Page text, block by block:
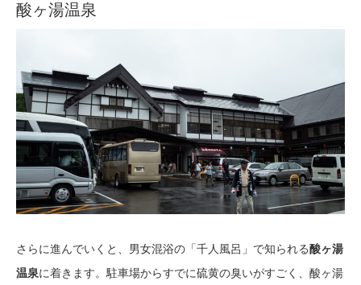
酸ヶ湯温泉
さらに進んでいくと、男女混浴の「千人風呂」で知られる酸ヶ湯
温泉に着きます。駐車場からすでに硫黄の臭いがすごく、酸ヶ湯